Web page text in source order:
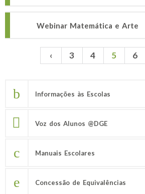
Webinar Matemática e Arte
Páginas ‹ 3 4 5 6
Informações às Escolas
Voz dos Alunos @DGE
Manuais Escolares
Concessão de Equivalências